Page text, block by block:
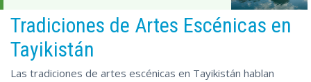
Tradiciones de Artes Escénicas en
Tayikistán
Las tradiciones de artes escénicas en Tayikistán hablan